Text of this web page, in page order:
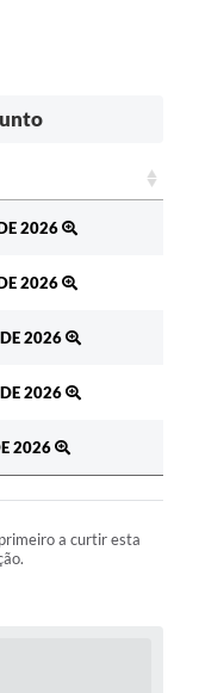
2026
2026
2026
2026
2026
a curtir esta